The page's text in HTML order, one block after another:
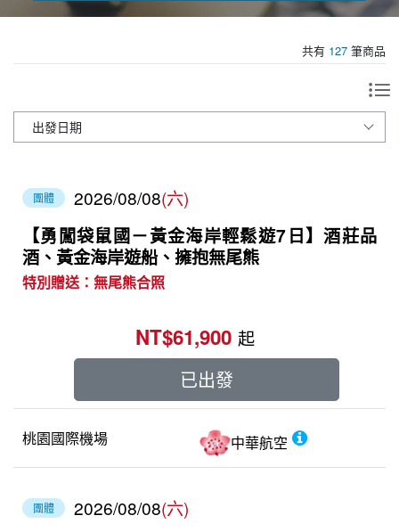
共有 127 筆商品
團體 2026/08/08(六)
【勇闖袋鼠國－黃金海岸輕鬆遊7日】酒莊品
酒、黃金海岸遊船、擁抱無尾熊
特別贈送：無尾熊合照
桃園國際機場 中華航空
NT$61,900 起
已出發
團體 2026/08/08(六)